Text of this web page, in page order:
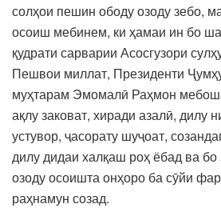
солҳои пешин ободу озоду зебо,
осоиш мебинем, ки ҳамаи ин бо
қудрати сарварии Асосгузори
Пешвои миллат, Президенти
муҳтарам Эмомалӣ Раҳмон
ақлу заковат, хиради азалӣ, дилу
устувор, ҷасорату шуҷоат,
дилу дидаи халқаш роҳ ёбад ва бо
озоду осоишта онҳоро ба сӯйи
раҳнамун созад.